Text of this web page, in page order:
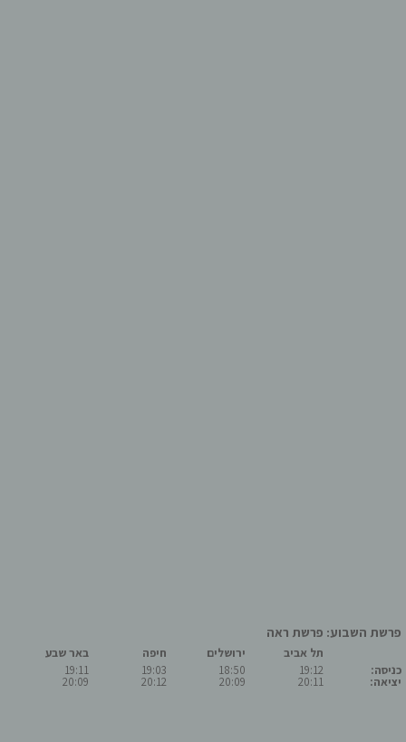
פרשת השבוע: פרשת ראה
כניסה:
יציאה:
תל אביב
19:12
20:11
ירושלים
18:50
20:09
חיפה
19:03
20:12
באר שבע
19:11
20:09